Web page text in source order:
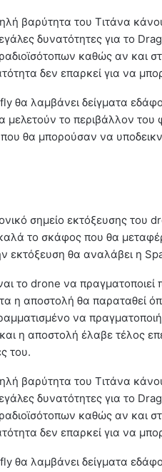
βαρύτητα του Τιτάνα
δυνατότητες για το
καθώς αν και
δεν επαρκεί για να
θα λαμβάνει δείγματα
το περιβάλλον του
θα μπορούσαν να
σημείο εκτόξευσης του
το σκάφος που θα
εκτόξευση θα αναλάβει η
το drone να
η αποστολή θα παραταθεί
να
η αποστολή έλαβε τέλος
του.
βαρύτητα του Τιτάνα
δυνατότητες για το
καθώς αν και
δεν επαρκεί για να
θα λαμβάνει δείγματα